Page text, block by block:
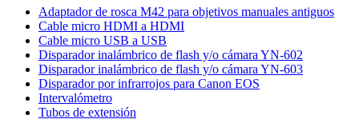
Adaptador de rosca M42 para objetivos manuales antiguos
Cable micro HDMI a HDMI
Cable micro USB a USB
Disparador inalámbrico de flash y/o cámara YN-602
Disparador inalámbrico de flash y/o cámara YN-603
Disparador por infrarrojos para Canon EOS
Intervalómetro
Tubos de extensión